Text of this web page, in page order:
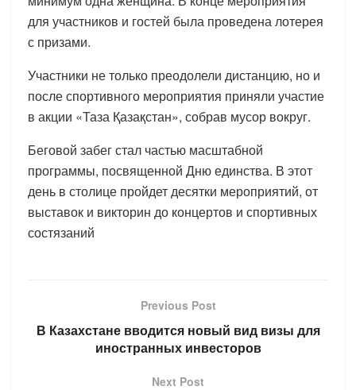
для участников и гостей была проведена лотерея
с призами.
Участники не только преодолели дистанцию, но и
после спортивного мероприятия приняли участие
в акции «Таза Қазақстан», собрав мусор вокруг.
Беговой забег стал частью масштабной
программы, посвященной Дню единства. В этот
день в столице пройдет десятки мероприятий, от
выставок и викторин до концертов и спортивных
состязаний
Previous Post
В Казахстане вводится новый вид визы для
иностранных инвесторов
Next Post